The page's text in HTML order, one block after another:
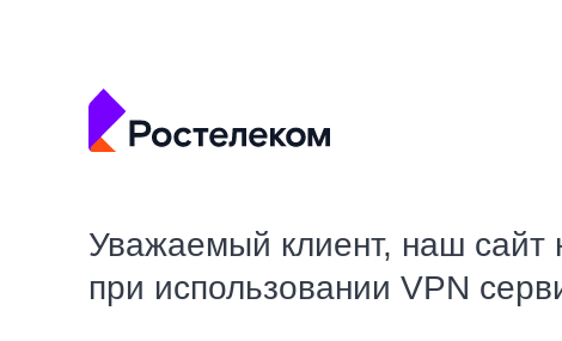
Уважаемый клиент, наш сайт
при использовании VPN